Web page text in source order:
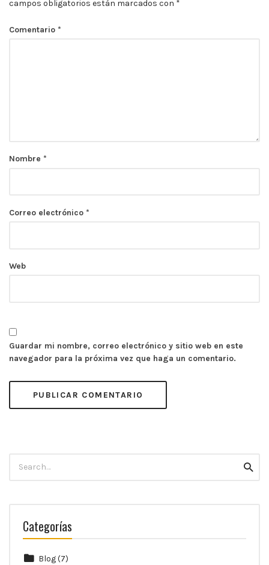
campos obligatorios están marcados con *
Comentario *
Nombre *
Correo electrónico *
Web
Guardar mi nombre, correo electrónico y sitio web en este
navegador para la próxima vez que haga un comentario.
for:
Categorías
Blog(7)